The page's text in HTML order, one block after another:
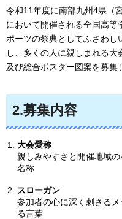
令和11年度に南部九州4県（
において開催される全国高等
ポーツの祭典としてふさわ
し、多くの人に親しまれる
及び総合ポスター図案を募集
2.募集内容
大会愛称
親しみやすさと開催地域
名称
スローガン
参加者の心に深く刺さる
る言葉